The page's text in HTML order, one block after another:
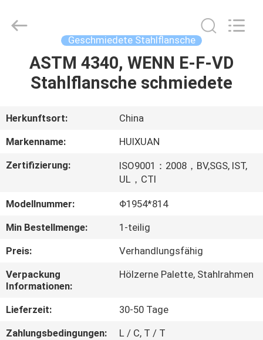
HAUS
VIDEOS
ÜBER
UNS
FABRIK-
AUSFLUG
QUALITÄTSKONTROLLE
SITEMAP
ENERGY
EQUIPMENT
Geschmiedete Stahlflansche
ASTM 4340, WENN E-F-VD
Stahlflansche schmiedete
Herkunftsort:
China
Markenname:
HUIXUAN
Zertifizierung:
ISO9001：2008，BV,SGS, IST,
UL，CTI
Modellnummer:
Φ1954*814
Min Bestellmenge:
1-teilig
Preis:
Verhandlungsfähig
Verpackung
Informationen:
Hölzerne Palette, Stahlrahmen
Lieferzeit:
30-50 Tage
Zahlungsbedingungen:
L / C, T / T